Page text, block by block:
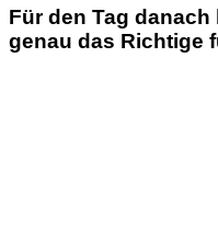
Für den Tag danach
genau das Richtige